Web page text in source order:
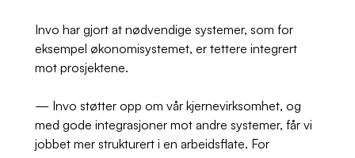
Invo har gjort at nødvendige systemer, som for
eksempel økonomisystemet, er tettere integrert
mot prosjektene.
— Invo støtter opp om vår kjernevirksomhet, og
med gode integrasjoner mot andre systemer, får vi
jobbet mer strukturert i en arbeidsflate. For